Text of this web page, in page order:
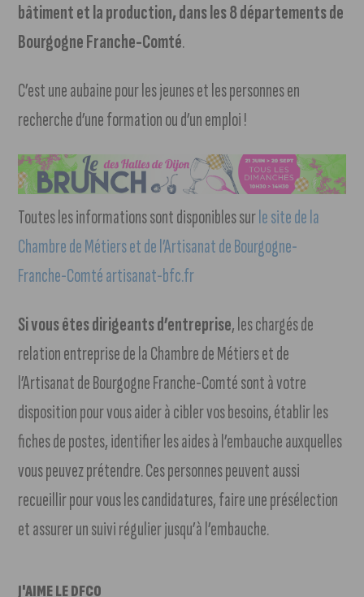
bâtiment et la production, dans les 8 départements de
Bourgogne Franche-Comté.
C’est une aubaine pour les jeunes et les personnes en
recherche d’une formation ou d’un emploi !
Toutes les informations sont disponibles surle site de la
Chambre de Métiers et de l’Artisanat de Bourgogne-
Franche-Comté artisanat-bfc.fr
Si vous êtes dirigeants d’entreprise, les chargés de
relation entreprise de la Chambre de Métiers et de
l’Artisanat de Bourgogne Franche-Comté sont à votre
disposition pour vous aider à cibler vos besoins, établir les
fiches de postes, identifier les aides à l’embauche auxquelles
vous peuvez prétendre. Ces personnes peuvent aussi
recueillir pour vous les candidatures, faire une présélection
et assurer un suivi régulier jusqu’à l’embauche.
J'AIME LE DFCO